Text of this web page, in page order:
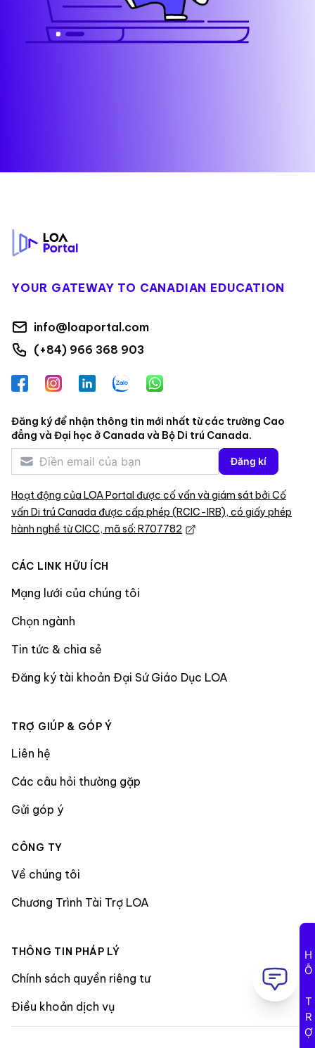
YOUR GATEWAY TO CANADIAN EDUCATION
info@loaportal.com
(+84) 966 368 903
FacebookInstagramLinkedInZalo WhatsApp
Đăng ký để nhận thông tin mới nhất từ các trường Cao
đẳng và Đại học ở Canada và Bộ Di trú Canada.
Đăng kí
Hoạt động của LOA Portal được cố vấn và giám sát bởi Cố
vấn Di trú Canada được cấp phép (RCIC-IRB), có giấy phép
hành nghề từ CICC, mã số: R707782
CÁC LINK HỮU ÍCH
Mạng lưới của chúng tôi
Chọn ngành
Tin tức & chia sẻ
Đăng ký tài khoản Đại Sứ Giáo Dục LOA
TRỢ GIÚP & GÓP Ý
Liên hệ
Các câu hỏi thường gặp
Gửi góp ý
CÔNG TY
Về chúng tôi
Chương Trình Tài Trợ LOA
THÔNG TIN PHÁP LÝ
Chính sách quyền riêng tư
Điều khoản dịch vụ
HỖ TRỢ